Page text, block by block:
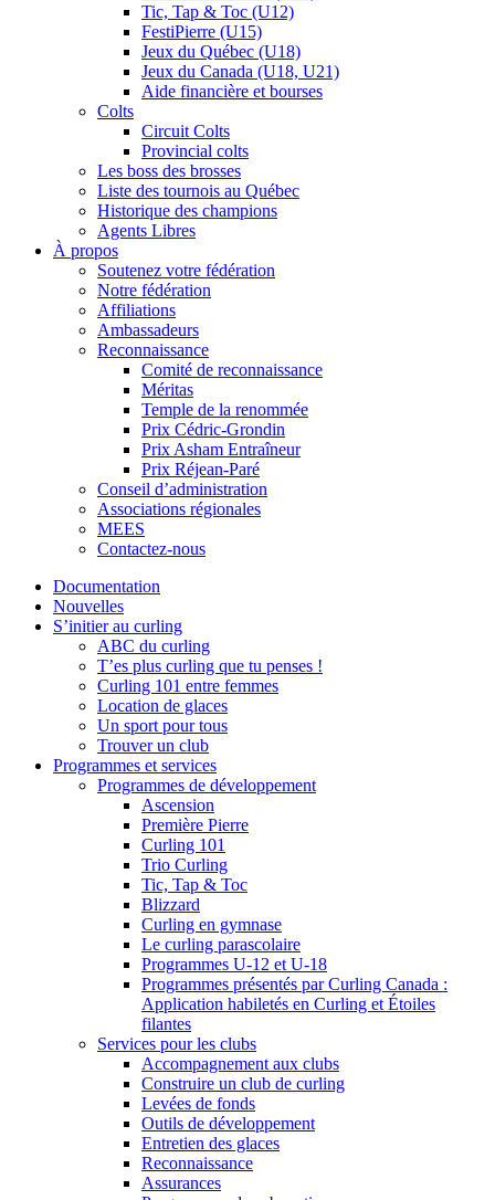
Tic, Tap & Toc (U12)
FestiPierre (U15)
Jeux du Québec (U18)
Jeux du Canada (U18, U21)
Aide financière et bourses
Colts
Circuit Colts
Provincial colts
Les boss des brosses
Liste des tournois au Québec
Historique des champions
Agents Libres
À propos
Soutenez votre fédération
Notre fédération
Affiliations
Ambassadeurs
Reconnaissance
Comité de reconnaissance
Méritas
Temple de la renommée
Prix Cédric-Grondin
Prix Asham Entraîneur
Prix Réjean-Paré
Conseil d’administration
Associations régionales
MEES
Contactez-nous
Documentation
Nouvelles
S’initier au curling
ABC du curling
T’es plus curling que tu penses !
Curling 101 entre femmes
Location de glaces
Un sport pour tous
Trouver un club
Programmes et services
Programmes de développement
Ascension
Première Pierre
Curling 101
Trio Curling
Tic, Tap & Toc
Blizzard
Curling en gymnase
Le curling parascolaire
Programmes U-12 et U-18
Programmes présentés par Curling Canada :
Application habiletés en Curling et Étoiles
filantes
Services pour les clubs
Accompagnement aux clubs
Construire un club de curling
Levées de fonds
Outils de développement
Entretien des glaces
Reconnaissance
Assurances